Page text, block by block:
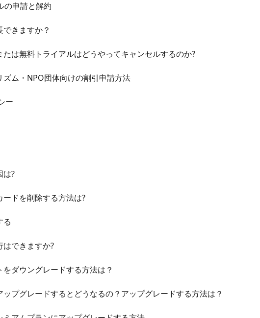
の申請と解約
きますか？
は無料トライアルはどうやってキャンセルするのか?
ム・NPO団体向けの割引申請方法
ー
は?
ドを削除する方法は?
る
できますか?
ダウングレードする方法は？
プグレードするとどうなるの？アップグレードする方法は？